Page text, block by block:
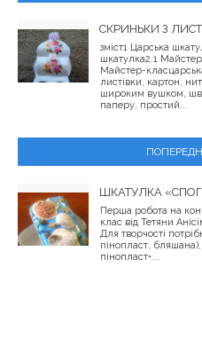
СКРИНЬКИ З
зміст1 Царська
шкатулка2.1
Майстер-
листівки, картон,
широким вушком,
паперу, простий...
ШКАТУЛКА
Перша робота на
клас від Тетяни
Для творчості
пінопласт,
пінопласт•...